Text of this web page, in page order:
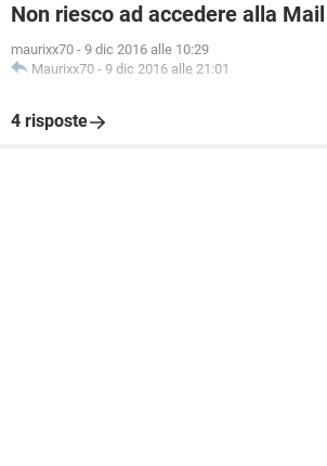
Non riesco ad accedere alla
maurixx70 - 9 dic 2016 alle 10:29
Maurixx70 - 9 dic 2016 alle 21:01
4 risposte